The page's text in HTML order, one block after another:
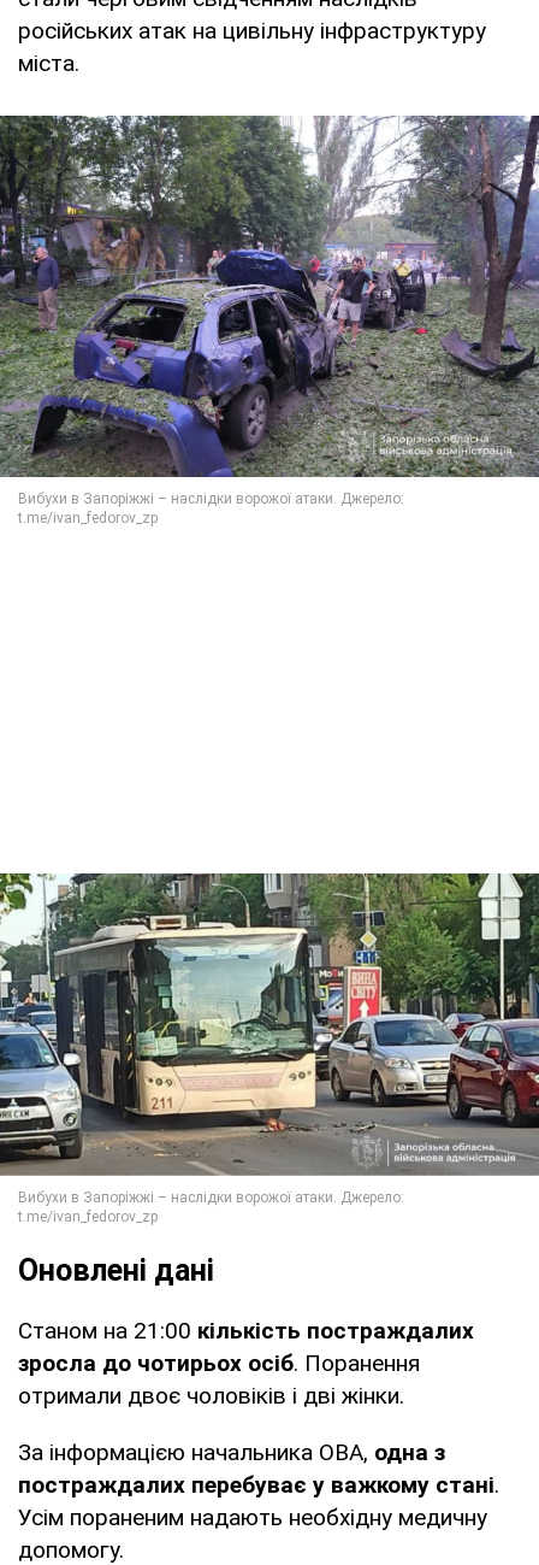
російських атак на цивільну інфраструктуру
міста.
Оновлені дані
Станом на 21:00 кількість постраждалих
зросла до чотирьох осіб. Поранення
отримали двоє чоловіків і дві жінки.
За інформацією начальника ОВА, одна з
постраждалих перебуває у важкому стані.
Усім пораненим надають необхідну медичну
допомогу.